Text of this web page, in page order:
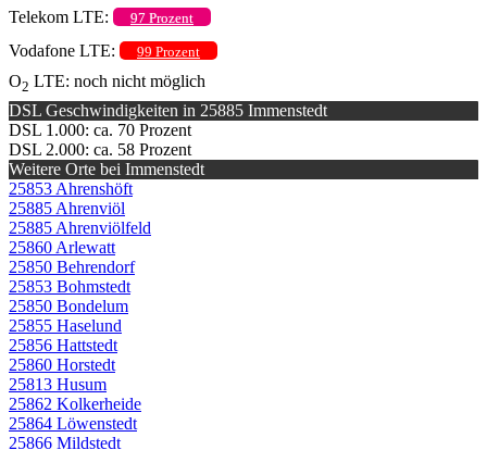
Telekom LTE:
97 Prozent
Vodafone LTE: 99 Prozent
O2 LTE: noch nicht möglich
DSL Geschwindigkeiten in 25885 Immenstedt
DSL 1.000: ca. 70 Prozent
DSL 2.000: ca. 58 Prozent
Weitere Orte bei Immenstedt
25853 Ahrenshöft
25885 Ahrenviöl
25885 Ahrenviölfeld
25860 Arlewatt
25850 Behrendorf
25853 Bohmstedt
25850 Bondelum
25855 Haselund
25856 Hattstedt
25860 Horstedt
25813 Husum
25862 Kolkerheide
25864 Löwenstedt
25866 Mildstedt